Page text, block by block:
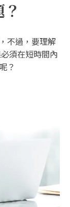
不過，要理解
須在短時間內
？